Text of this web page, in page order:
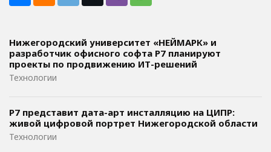
Нижегородский университет «НЕЙМАРК» и
разработчик офисного софта P7 планируют
проекты по продвижению ИТ-решений
Технологии
Р7 представит дата-арт инсталляцию на ЦИПР:
живой цифровой портрет Нижегородской области
Технологии